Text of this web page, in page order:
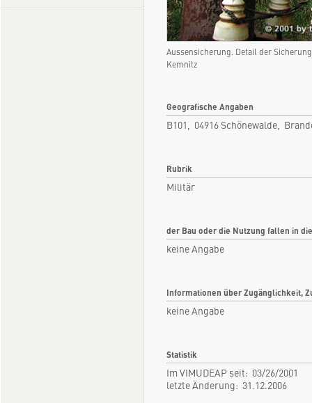
Aussensicherung. Detail der
Kemnitz
Geografische Angaben
B101, 04916 Schönewalde,
Rubrik
Militär
der Bau oder die Nutzung fallen in
keine Angabe
Informationen über Zugänglichkeit,
keine Angabe
Statistik
Im VIMUDEAP seit: 03/26/2001
letzte Änderung: 31.12.2006